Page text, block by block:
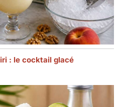
: le cocktail glacé